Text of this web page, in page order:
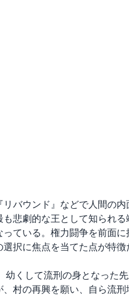
リバウンド』などで人間の
悲劇的な王として知られ
ている。権力闘争を前面
択に焦点を当てた点が特徴
くして流刑の身となった先
村の再興を願い、自ら流